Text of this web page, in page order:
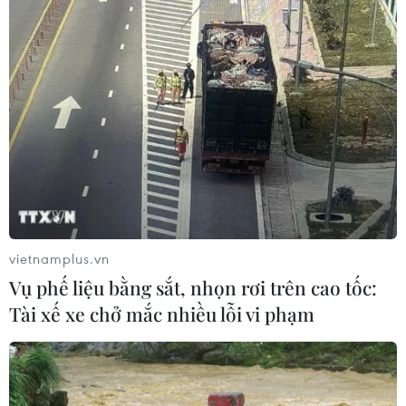
Quảng Trị quyết tâm bàn giao sớm
mặt bằng Dự án Nhà máy điện gió
LIG-Hướng Hóa 1
08/08/2026 02:33
Áp dụng "luồng xanh" cho nhà đầu
tư dự án hạ tầng công nghiệp phía
Đông Đắk Lắk
08/08/2026 01:45
Quốc hội thảo luận dự án Luật Dầu
khí (sửa đổi), bảo đảm an ninh năng
lượng
08/08/2026 01:33
vietnamplus.vn
Vụ phế liệu bằng sắt, nhọn rơi trên cao tốc:
Tài xế xe chở mắc nhiều lỗi vi phạm